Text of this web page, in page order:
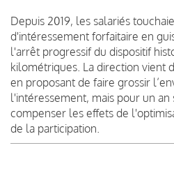
Depuis 2019, les salariés
d'intéressement forfaitaire en
l'arrêt progressif du dispositif
kilométriques. La direction vient
en proposant de faire grossir
l'intéressement, mais pour un
compenser les effets de
de la participation.